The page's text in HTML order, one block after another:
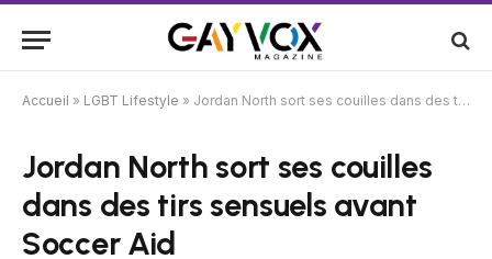
Accueil » LGBT Lifestyle » Jordan North sort ses couilles dans des tirs sensuels avant Soccer Aid
Jordan North sort ses couilles
dans des tirs sensuels avant
Soccer Aid